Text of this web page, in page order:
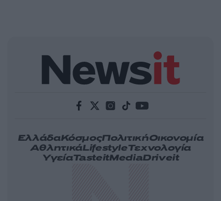
ΕλλάδαΚόσμοςΠολιτικήΟικονομία
ΑθλητικάLifestyleΤεχνολογία
ΥγείαTasteitMediaDriveit